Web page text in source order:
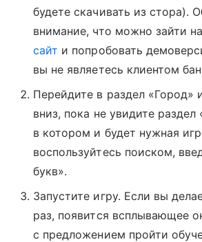
будете скачивать из стора).
внимание, что можно зайти
сайт и попробовать
вы не являетесь клиентом
Перейдите в раздел «Город»
вниз, пока не увидите раздел
в котором и будет нужная
воспользуйтесь поиском,
букв».
Запустите игру. Если вы
раз, появится всплывающее
с предложением пройти